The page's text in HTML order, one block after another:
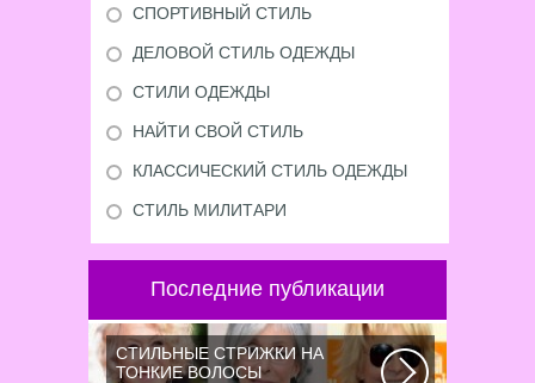
СПОРТИВНЫЙ СТИЛЬ
ДЕЛОВОЙ СТИЛЬ ОДЕЖДЫ
СТИЛИ ОДЕЖДЫ
НАЙТИ СВОЙ СТИЛЬ
КЛАССИЧЕСКИЙ СТИЛЬ ОДЕЖДЫ
СТИЛЬ МИЛИТАРИ
Последние публикации
СТИЛЬНЫЕ СТРИЖКИ НА
ТОНКИЕ ВОЛОСЫ